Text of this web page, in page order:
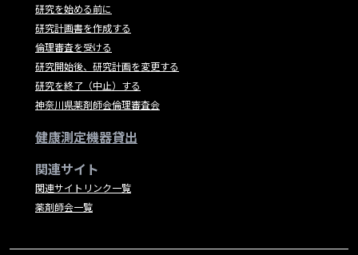
研究を始める前に
研究計画書を作成する
倫理審査を受ける
研究開始後、研究計画を変更する
研究を終了（中止）する
神奈川県薬剤師会倫理審査会
健康測定機器貸出
関連サイト
関連サイトリンク一覧
薬剤師会一覧